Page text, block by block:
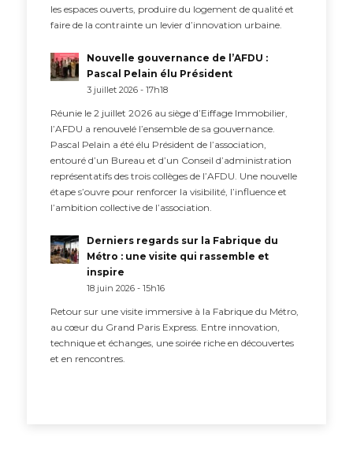
les espaces ouverts, produire du logement de qualité et
faire de la contrainte un levier d’innovation urbaine.
Nouvelle gouvernance de l’AFDU :
Pascal Pelain élu Président
3 juillet 2026 - 17h18
Réunie le 2 juillet 2026 au siège d’Eiffage Immobilier,
l’AFDU a renouvelé l’ensemble de sa gouvernance.
Pascal Pelain a été élu Président de l’association,
entouré d’un Bureau et d’un Conseil d’administration
représentatifs des trois collèges de l’AFDU. Une nouvelle
étape s’ouvre pour renforcer la visibilité, l’influence et
l’ambition collective de l’association.
Derniers regards sur la Fabrique du
Métro : une visite qui rassemble et
inspire
18 juin 2026 - 15h16
Retour sur une visite immersive à la Fabrique du Métro,
au cœur du Grand Paris Express. Entre innovation,
technique et échanges, une soirée riche en découvertes
et en rencontres.